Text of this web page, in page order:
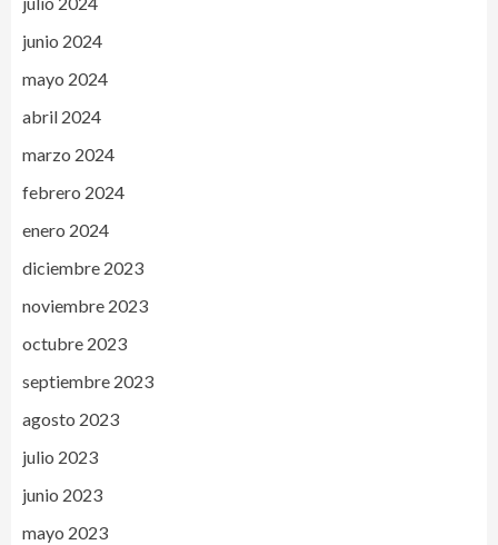
junio 2024
mayo 2024
abril 2024
marzo 2024
febrero 2024
enero 2024
diciembre 2023
noviembre 2023
octubre 2023
septiembre 2023
agosto 2023
julio 2023
junio 2023
mayo 2023